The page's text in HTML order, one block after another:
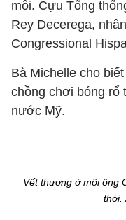
môi. Cựu Tổng
Rey Decerega,
Congressional
Bà Michelle cho
chồng chơi bóng rổ
nước Mỹ.
Vết thương ở môi ông
thời.